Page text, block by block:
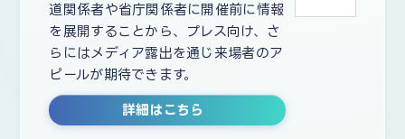
道関係者や省庁関係者に開催前に情報
を展開することから、プレス向け、さ
らにはメディア露出を通じ来場者のア
ピールが期待できます。
詳細はこちら